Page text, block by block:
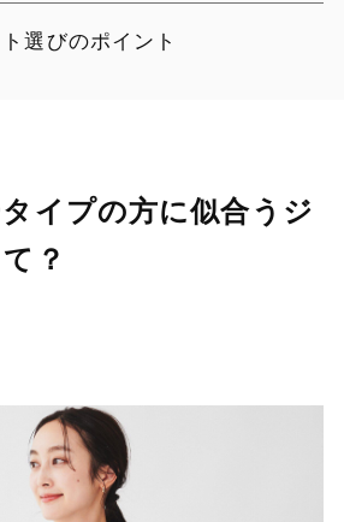
選びのポイント
イプの方に似合うジ
？